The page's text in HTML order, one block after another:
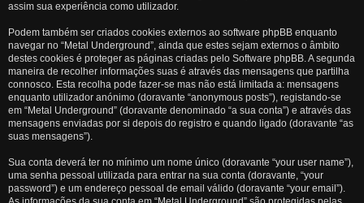
assim sua experiência como utilizador.
Podem também ser criados cookies externos ao software phpBB enquanto
navegar no “Metal Underground”, ainda que estes sejam externos o âmbito
destes cookies é proteger as páginas criadas pelo Software phpBB. A segunda
maneira de recolher informações suas é através das mensagens que partilha
connosco. Esta recolha pode fazer-se mas não está limitada a: mensagens
enquanto utilizador anónimo (doravante “anonymous posts”), registando-se
em “Metal Underground” (doravante denominado “a sua conta”) e através das
mensagens enviadas por si depois do registro e quando ligado (doravante “as
suas mensagens”).
Sua conta deverá ter no mínimo um nome único (doravante “your user name”),
uma senha pessoal utilizada para entrar na sua conta (doravante, “your
password”) e um endereço pessoal de email válido (doravante “your email”).